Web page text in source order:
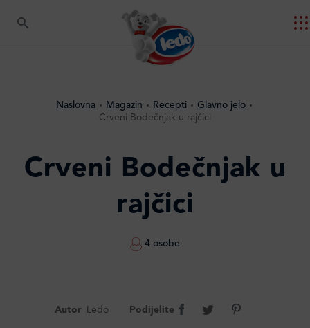
Naslovna Magazin Recepti
Glavno jelo
Crveni Bodečnjak u rajčici
Crveni Bodečnjak u
rajčici
4 osobe
Autor Ledo Podijelite